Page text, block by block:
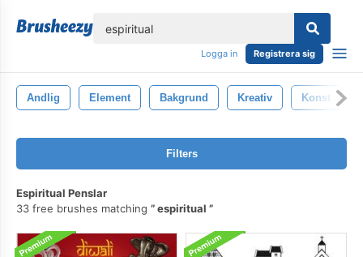
Logga in Registrera sig
Andlig Element Bakgrund Kreativ Konst
Filters
Espiritual Penslar
33 free brushes matching
espiritual